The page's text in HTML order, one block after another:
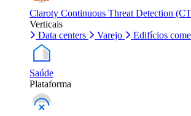
Claroty Continuous Threat Detection
Verticais
Data centers
Varejo Edifícios
Saúde
Plataforma